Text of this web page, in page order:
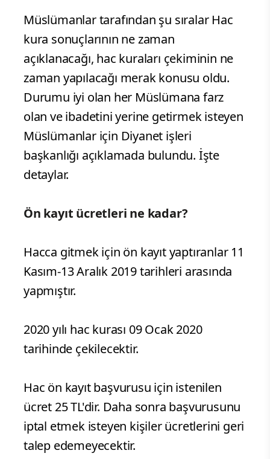
Müslümanlar tarafından şu sıralar Hac
kura sonuçlarının ne zaman
açıklanacağı, hac kuraları çekiminin ne
zaman yapılacağı merak konusu oldu.
Durumu iyi olan her Müslümana farz
olan ve ibadetini yerine getirmek isteyen
Müslümanlar için Diyanet işleri
başkanlığı açıklamada bulundu. İşte
detaylar.
Ön kayıt ücretleri ne kadar?
Hacca gitmek için ön kayıt yaptıranlar 11
Kasım-13 Aralık 2019 tarihleri arasında
yapmıştır.
2020 yılı hac kurası 09 Ocak 2020
tarihinde çekilecektir.
Hac ön kayıt başvurusu için istenilen
ücret 25 TL'dir. Daha sonra başvurusunu
iptal etmek isteyen kişiler ücretlerini geri
talep edemeyecektir.